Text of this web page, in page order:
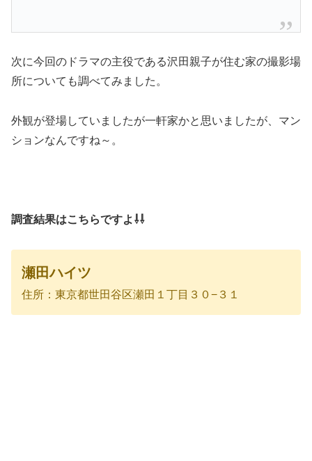
次に今回のドラマの主役である沢田親子が住む家の撮影場
所についても調べてみました。
外観が登場していましたが一軒家かと思いましたが、マン
ションなんですね～。
調査結果はこちらですよ⇩⇩
瀬田ハイツ
住所：東京都世田谷区瀬田１丁目３０−３１